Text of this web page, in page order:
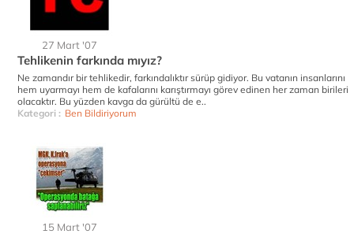
27 Mart '07
Tehlikenin farkında mıyız?
Ne zamandır bir tehlikedir, farkındalıktır sürüp gidiyor. Bu vatanın insanlarını
hem uyarmayı hem de kafalarını karıştırmayı görev edinen her zaman birileri
olacaktır. Bu yüzden kavga da gürültü de e..
Kategori : Ben Bildiriyorum
15 Mart '07